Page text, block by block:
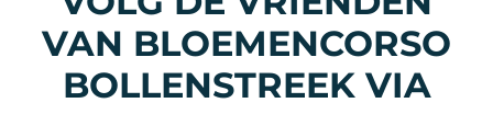
VAN BLOEMENCORSO
BOLLENSTREEK VIA